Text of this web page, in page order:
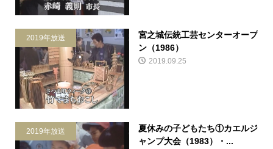
2019年放送
宮之城伝統工芸センターオープ
ン（1986）
2019.09.25
2019年放送
夏休みの子どもたち①カエルジ
ャンプ大会（1983）・...